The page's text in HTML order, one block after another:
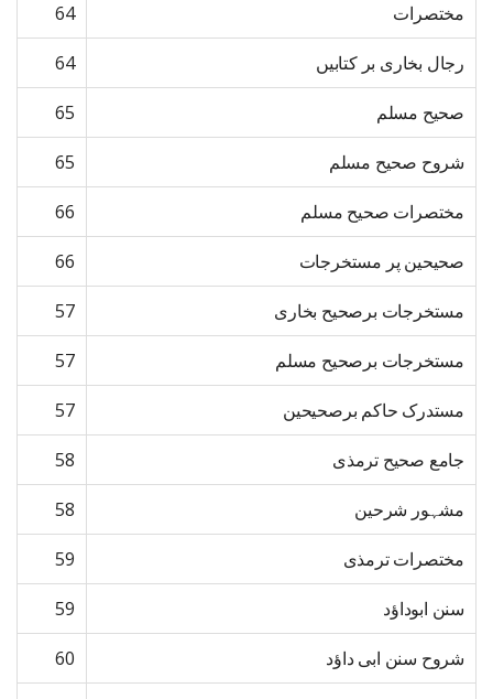
مختصرات 64
رجال بخاری بر کتابیں 64
صحیح مسلم 65
شروح صحیح مسلم 65
مختصرات صحیح مسلم 66
صحیحین پر مستخرجات 66
مستخرجات برصحیح بخاری 57
مستخرجات برصحیح مسلم 57
مستدرک حاکم برصحیحین 57
جامع صحیح ترمذی 58
مشہور شرحین 58
مختصرات ترمذی 59
سنن ابوداؤد 59
شروح سنن ابی داؤد 60